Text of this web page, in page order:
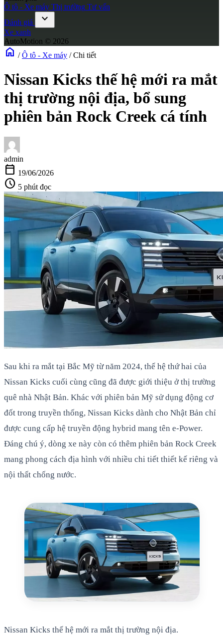
Ô tô - Xe máy Thị trường Tư vấn
Đánh giá
expand_more
Xe xanh
AutoMotion © 2026
home / Ô tô - Xe máy / Chi tiết
Nissan Kicks thế hệ mới ra mắt
thị trường nội địa, bổ sung
phiên bản Rock Creek cá tính
admin
calendar_today 19/06/2026
schedule 5 phút đọc
Sau khi ra mắt tại Bắc Mỹ từ năm 2024, thế hệ thứ hai của
Nissan Kicks cuối cùng cũng đã được giới thiệu ở thị trường
quê nhà Nhật Bản. Khác với phiên bản Mỹ sử dụng động cơ
đốt trong truyền thống, Nissan Kicks dành cho Nhật Bản chỉ
được cung cấp hệ truyền động hybrid mang tên e-Power.
Đáng chú ý, dòng xe này còn có thêm phiên bản Rock Creek
mang phong cách địa hình với nhiều chi tiết thiết kế riêng và
nội thất chống nước.
Nissan Kicks thế hệ mới ra mắt thị trường nội địa.